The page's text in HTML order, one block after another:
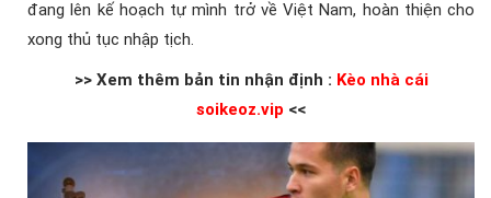
đang lên kế hoạch tự mình trở về Việt Nam, hoàn thiện cho
xong thủ tục nhập tịch.
>> Xem thêm bản tin nhận định : Kèo nhà cái
soikeoz.vip <<